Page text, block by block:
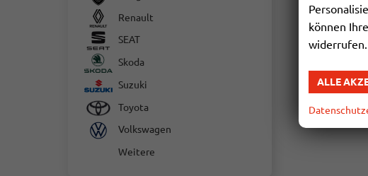
Renault
SEAT
Skoda
Suzuki
Toyota
Volkswagen
Weitere
können
widerrufen.
ALLE